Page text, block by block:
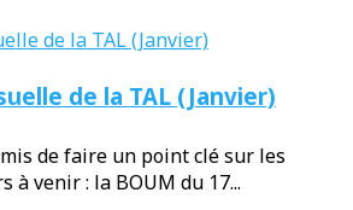
de la TAL (Janvier)
de faire un point clé sur les
à venir : la BOUM du 17...